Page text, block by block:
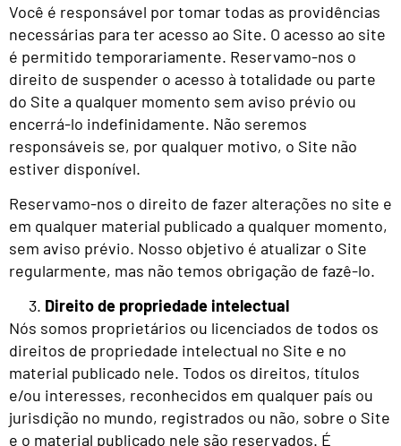
Você é responsável por tomar todas as providências
necessárias para ter acesso ao Site. O acesso ao site
é permitido temporariamente. Reservamo-nos o
direito de suspender o acesso à totalidade ou parte
do Site a qualquer momento sem aviso prévio ou
encerrá-lo indefinidamente. Não seremos
responsáveis se, por qualquer motivo, o Site não
estiver disponível.
Reservamo-nos o direito de fazer alterações no site e
em qualquer material publicado a qualquer momento,
sem aviso prévio. Nosso objetivo é atualizar o Site
regularmente, mas não temos obrigação de fazê-lo.
Direito de propriedade intelectual
Nós somos proprietários ou licenciados de todos os
direitos de propriedade intelectual no Site e no
material publicado nele. Todos os direitos, títulos
e/ou interesses, reconhecidos em qualquer país ou
jurisdição no mundo, registrados ou não, sobre o Site
e o material publicado nele são reservados. É